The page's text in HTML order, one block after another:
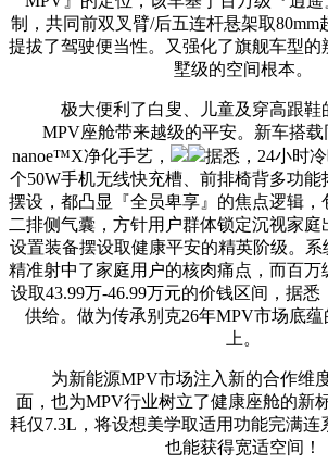
制，共同前双叉臂/后五连杆悬架取80mm
提拔了驾驶便当性。又强化了旗舰车型的
墅级的空间根本。
极大便利了白叟、儿童及穿高跟鞋
MPV座舱带来越级的平安。新车搭
nanoe™X净化手艺，
据悉，24小时
个50W手机无线快充槽、前排椅背多功能
摆设，都凸显『全员卑享』的焦点逻辑，
二排侧气囊，方针用户群体锁定沉视家
设置装备摆设取健康平安的精英阶级。系
精准射中了家庭用户的核肉痛点，而百万
设取43.99万-46.99万元的价钱区间，据
供给。做为传承别克26年MPV市场底
上。
为新能源MPV市场注入新的合作维
面，也为MPV行业树立了健康座舱的新
耗仅7.3L，将设想美学取适用功能完满连
也能获得宽适空间！